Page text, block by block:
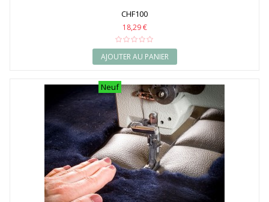
CHF100
18,29 €
AJOUTER AU PANIER
Neuf